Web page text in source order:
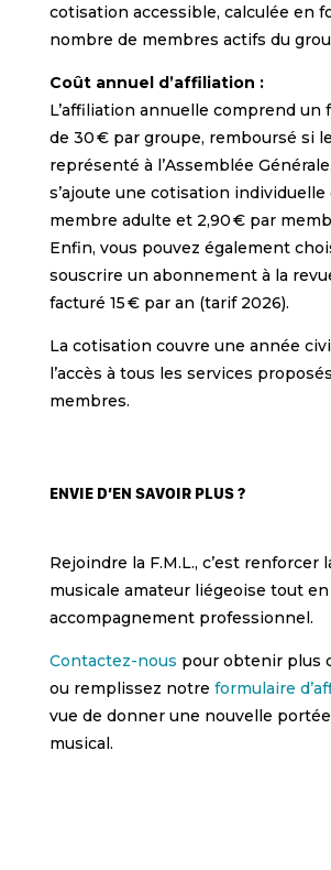
cotisation accessible, calculée en
nombre de membres actifs du
Coût annuel d’affiliation :
L’affiliation annuelle comprend un
de 30 € par groupe, remboursé si
représenté à l’Assemblée
s’ajoute une cotisation individuelle
membre adulte et 2,90 € par
Enfin, vous pouvez également
souscrire un abonnement à la
facturé 15 € par an (tarif 2026).
La cotisation couvre une année
l’accès à tous les services
membres.
ENVIE D’EN SAVOIR PLUS ?
Rejoindre la F.M.L., c’est renforcer
musicale amateur liégeoise tout
accompagnement professionnel.
Contactez-nous pour obtenir plus
ou remplissez notre formulaire
vue de donner une nouvelle
musical.